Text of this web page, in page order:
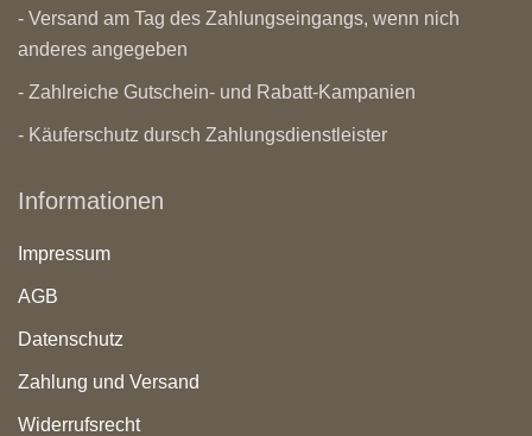
- Versand am Tag des Zahlungseingangs, wenn nich
anderes angegeben
- Zahlreiche Gutschein- und Rabatt-Kampanien
- Käuferschutz dursch Zahlungsdienstleister
Informationen
Impressum
AGB
Datenschutz
Zahlung und Versand
Widerrufsrecht